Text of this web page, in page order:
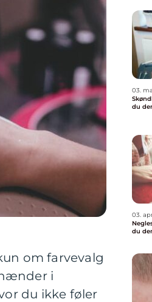
om farvevalg
i
du ikke føler
03.
du
03.
du